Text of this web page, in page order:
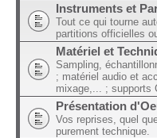
Instruments et
Tout ce qui tourne
partitions officielles
Matériel et
Sampling,
; matériel audio et
mixage,... ; supports
Présentation
Vos reprises, quel
purement technique.